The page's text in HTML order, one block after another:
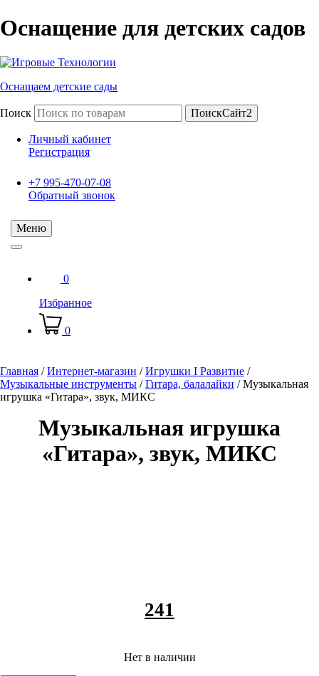
Оснащение для детских садов
Оснащаем детские сады
Поиск ПоискСайт2
Личный кабинет
Регистрация
+7 995-470-07-08
Обратный звонок
Меню
0
Избранное
0
Главная /Интернет-магазин /Игрушки I Развитие /
Музыкальные инструменты /Гитара, балалайки /Музыкальная
игрушка «Гитара», звук, МИКС
Музыкальная игрушка
«Гитара», звук, МИКС
241
Нет в наличии